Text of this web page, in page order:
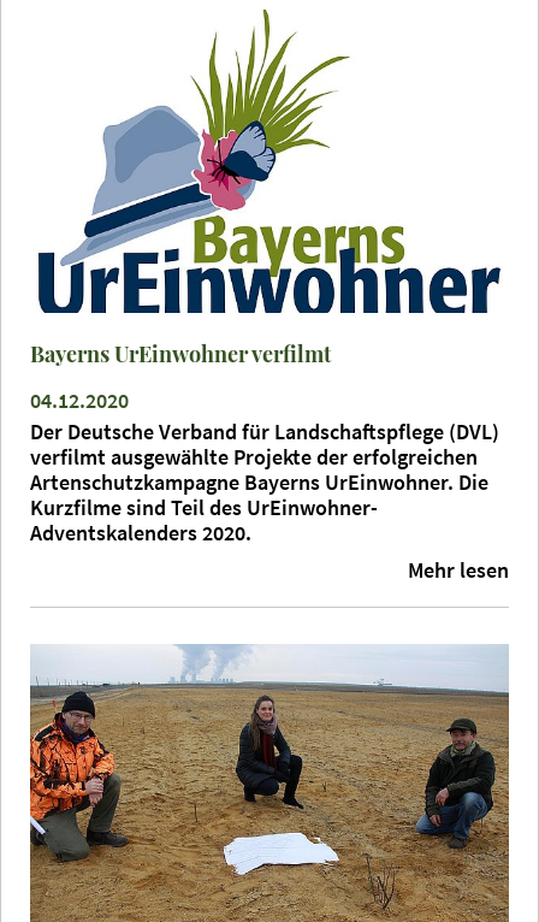
Bayerns UrEinwohner verfilmt
04.12.2020
Der Deutsche Verband für Landschaftspflege (DVL)
verfilmt ausgewählte Projekte der erfolgreichen
Artenschutzkampagne Bayerns UrEinwohner. Die
Kurzfilme sind Teil des UrEinwohner-
Adventskalenders 2020.
Mehr lesen